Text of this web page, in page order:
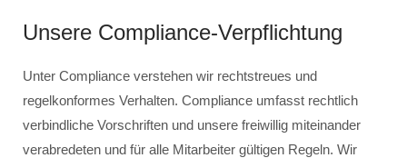
Unsere Compliance-Verpflichtung
Unter Compliance verstehen wir rechtstreues und
regelkonformes Verhalten. Compliance umfasst rechtlich
verbindliche Vorschriften und unsere freiwillig miteinander
verabredeten und für alle Mitarbeiter gültigen Regeln. Wir